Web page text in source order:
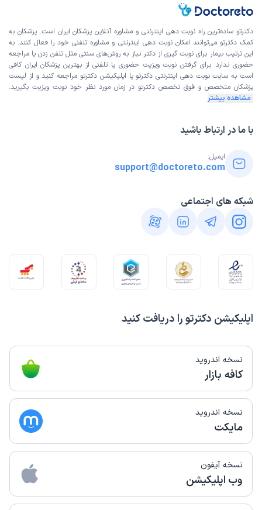
اپلیکیشن دکترتو را دریافت کنید
نسخه اندروید
کافه بازار
نسخه اندروید
مایکت
نسخه آیفون
وب اپلیکیشن
دکترتو ساده‌ترین راه نوبت‌ دهی اینترنتی و مشاوره آنلاین پزشکان ایران است. پزشکان به
کمک دکترتو می‌توانند امکان نوبت دهی اینترنتی و مشاوره تلفنی خود را فعال کنند. به
این ترتیب بیمار برای نوبت گیری از دکتر نیاز به روش‌های سنتی مثل تلفن زدن یا مراجعه
حضوری ندارد. برای گرفتن نوبت ویزیت حضوری یا تلفنی از بهترین پزشکان ایران کافی
است به سایت نوبت دهی اینترنتی دکترتو یا اپلیکیشن دکترتو مراجعه کنید و از لیست
پزشکان متخصص و فوق تخصص دکترتو در زمان مورد نظر خود نوبت ویزیت بگیرید.
مشاهده بیشتر
با ما در ارتباط باشید
ایمیل:
support@doctoreto.com
شبکه های اجتماعی